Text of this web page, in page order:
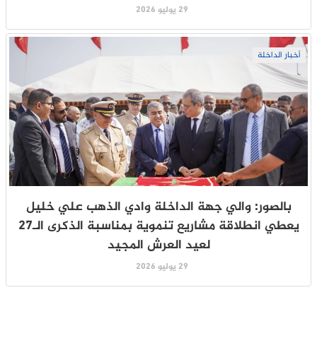
29 يوليو 2026
أخبار الداخلة
بالصور: والي جهة الداخلة وادي الذهب علي خليل
يعطي انطلاقة مشاريع تنموية بمناسبة الذكرى الـ27
لعيد العرش المجيد
29 يوليو 2026